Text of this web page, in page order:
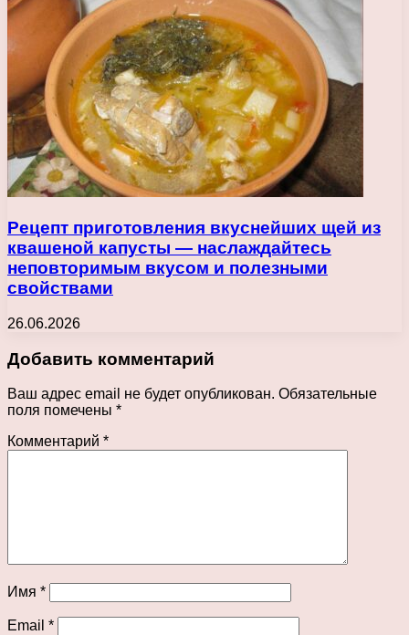
Рецепт приготовления вкуснейших щей из
квашеной капусты — наслаждайтесь
неповторимым вкусом и полезными
свойствами
26.06.2026
Добавить комментарий
Ваш адрес email не будет опубликован. Обязательные
поля помечены *
Комментарий *
Имя *
Email *